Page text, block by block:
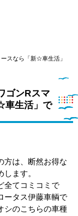
スなら「新☆車生活」
ゴンRスマ
車生活」で
方は、断然お得な
ます。
全てコミコミで
ータス伊藤車輌で
シのこちらの車種